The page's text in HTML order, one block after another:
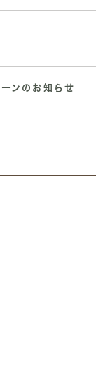
ンのお知らせ